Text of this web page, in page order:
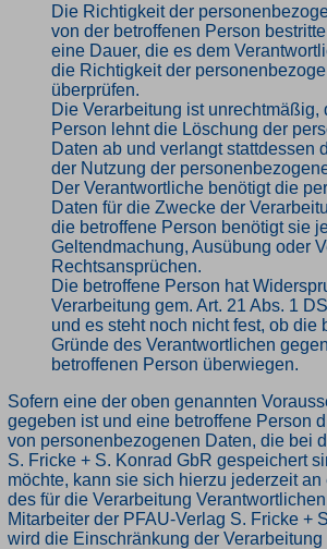
Die Richtigkeit der
von der betroffenen Person
eine Dauer, die es dem
die Richtigkeit der
überprüfen.
Die Verarbeitung ist unrechtmäßig,
Person lehnt die Löschung der
Daten ab und verlangt stattdessen
der Nutzung der
Der Verantwortliche benötigt die
Daten für die Zwecke der
die betroffene Person benötigt sie
Geltendmachung, Ausübung oder
Rechtsansprüchen.
Die betroffene Person hat
Verarbeitung gem. Art. 21 Abs. 1
und es steht noch nicht fest, ob die
Gründe des Verantwortlichen
betroffenen Person überwiegen.
Sofern eine der oben genannten
gegeben ist und eine betroffene Person
von personenbezogenen Daten, die bei
S. Fricke + S. Konrad GbR gespeichert
möchte, kann sie sich hierzu jederzeit
des für die Verarbeitung
Mitarbeiter der PFAU-Verlag S. Fricke +
wird die Einschränkung der